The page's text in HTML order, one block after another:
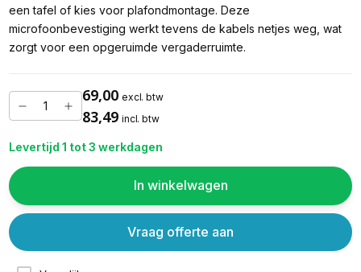
een tafel of kies voor plafondmontage. Deze
microfoonbevestiging werkt tevens de kabels netjes weg, wat
zorgt voor een opgeruimde vergaderruimte.
69,00 excl. btw
83,49 incl. btw
Levertijd 1 tot 3 werkdagen
In winkelwagen
Vraag offerte aan